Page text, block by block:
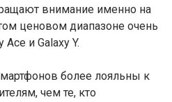
внимание именно на
ценовом диапазоне очень
и Galaxy Y.
более лояльны к
чем те, кто